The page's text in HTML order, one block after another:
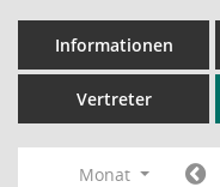
Informationen
Vertreter
Monat